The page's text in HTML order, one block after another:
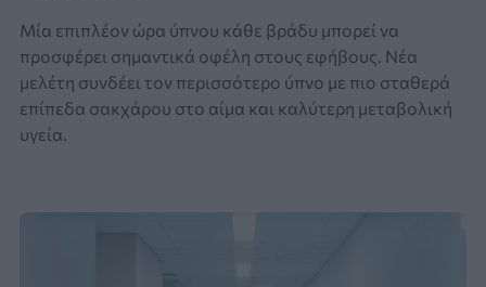
Μία επιπλέον ώρα ύπνου κάθε βράδυ μπορεί να
προσφέρει σημαντικά οφέλη στους εφήβους. Νέα
μελέτη συνδέει τον περισσότερο ύπνο με πιο σταθερά
επίπεδα σακχάρου στο αίμα και καλύτερη μεταβολική
υγεία.